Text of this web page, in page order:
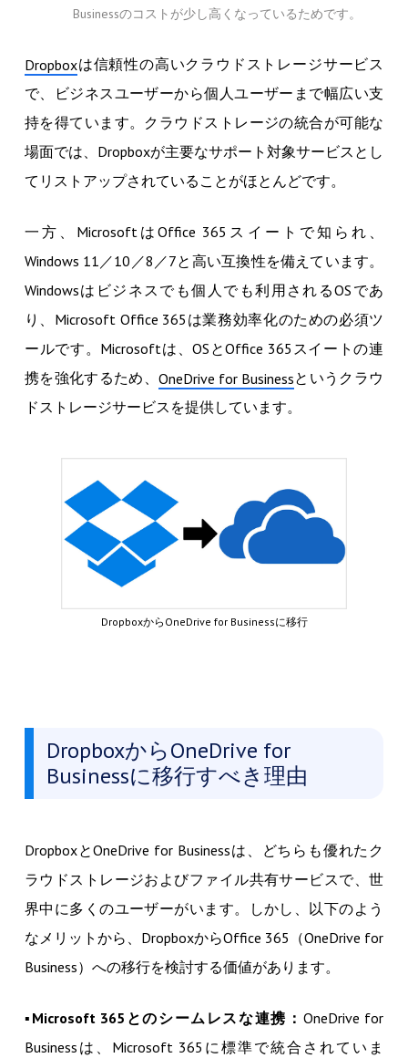
Businessのコストが少し高くなっているためです。
Dropboxは信頼性の高いクラウドストレージサービス
で、ビジネスユーザーから個人ユーザーまで幅広い支
持を得ています。クラウドストレージの統合が可能な
場面では、Dropboxが主要なサポート対象サービスとし
てリストアップされていることがほとんどです。
一方、MicrosoftはOffice 365スイートで知られ、
Windows 11／10／8／7と高い互換性を備えています。
Windowsはビジネスでも個人でも利用されるOSであ
り、Microsoft Office 365は業務効率化のための必須ツ
ールです。Microsoftは、OSとOffice 365スイートの連
携を強化するため、OneDrive for Businessというクラウ
ドストレージサービスを提供しています。
DropboxからOneDrive for Businessに移行
DropboxからOneDrive for
Businessに移行すべき理由
DropboxとOneDrive for Businessは、どちらも優れたク
ラウドストレージおよびファイル共有サービスで、世
界中に多くのユーザーがいます。しかし、以下のよう
なメリットから、DropboxからOffice 365（OneDrive for
Business）への移行を検討する価値があります。
▪ Microsoft 365とのシームレスな連携： OneDrive for
Businessは、Microsoft 365に標準で統合されていま